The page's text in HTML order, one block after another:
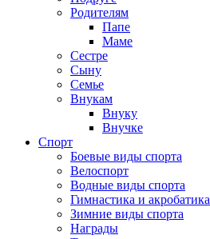
Родителям
Папе
Маме
Сестре
Сыну
Семье
Внукам
Внуку
Внучке
Спорт
Боевые виды спорта
Велоспорт
Водные виды спорта
Гимнастика и акробатика
Зимние виды спорта
Награды